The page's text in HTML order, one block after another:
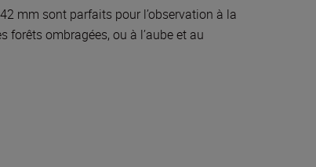
mm sont parfaits pour l’observation à la
ombragées, ou à l’aube et au